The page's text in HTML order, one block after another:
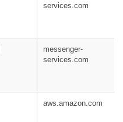
services.com
messenger-
services.com
aws.amazon.com